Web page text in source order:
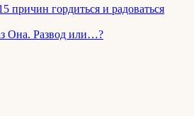
причин гордиться и радоваться
Она. Развод или…?